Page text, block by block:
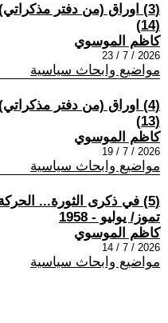
(3) اوراق (من دفتر
(14)
كاظم الموسوي
2026 / 7 / 23
مواضيع وابحاث سياسية
(4) اوراق (من دفتر
(13)
كاظم الموسوي
2026 / 7 / 19
مواضيع وابحاث سياسية
تموز/ يوليو - 1958
كاظم الموسوي
2026 / 7 / 14
مواضيع وابحاث سياسية